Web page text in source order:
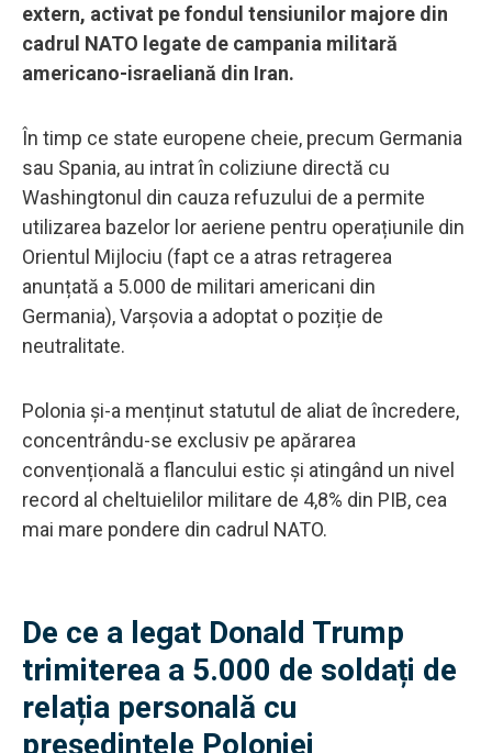
extern, activat pe fondul tensiunilor majore din
cadrul NATO legate de campania militară
americano-israeliană din Iran.
În timp ce state europene cheie, precum Germania
sau Spania, au intrat în coliziune directă cu
Washingtonul din cauza refuzului de a permite
utilizarea bazelor lor aeriene pentru operațiunile din
Orientul Mijlociu (fapt ce a atras retragerea
anunțată a 5.000 de militari americani din
Germania), Varșovia a adoptat o poziție de
neutralitate.
Polonia și-a menținut statutul de aliat de încredere,
concentrându-se exclusiv pe apărarea
convențională a flancului estic și atingând un nivel
record al cheltuielilor militare de 4,8% din PIB, cea
mai mare pondere din cadrul NATO.
De ce a legat Donald Trump
trimiterea a 5.000 de soldați de
relația personală cu
președintele Poloniei